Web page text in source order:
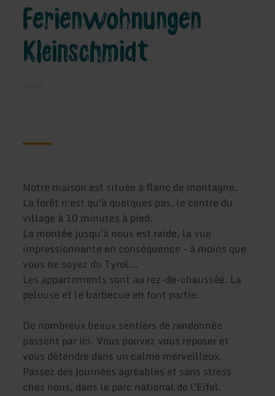
Ferienwohnungen
Kleinschmidt
Notre maison est située à flanc de montagne.
La forêt n'est qu'à quelques pas, le centre du
village à 10 minutes à pied.
La montée jusqu'à nous est raide, la vue
impressionnante en conséquence - à moins que
vous ne soyez du Tyrol...
Les appartements sont au rez-de-chaussée. La
pelouse et le barbecue en font partie.
De nombreux beaux sentiers de randonnée
passent par ici. Vous pouvez vous reposer et
vous détendre dans un calme merveilleux.
Passez des journées agréables et sans stress
chez nous, dans le parc national de l'Eifel.